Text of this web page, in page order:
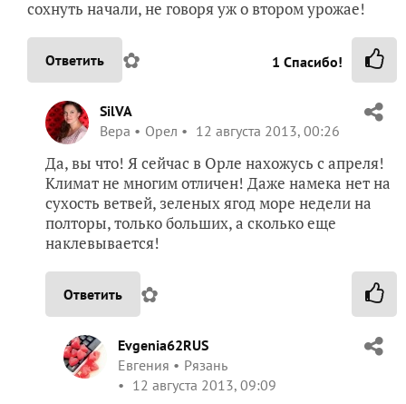
сохнуть начали, не говоря уж о втором урожае!
Ответить ✿ 1 Спасибо!
SilVA
Вера
Орел 12 августа 2013, 00:26
Да, вы что! Я сейчас в Орле нахожусь с апреля!
Климат не многим отличен! Даже намека нет на
сухость ветвей, зеленых ягод море недели на
полторы, только больших, а сколько еще
наклевывается!
Ответить ✿
Evgenia62RUS
Евгения
Рязань
12 августа 2013, 09:09